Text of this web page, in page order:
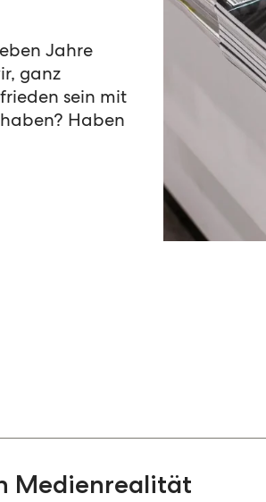
Jahre
ganz
sein mit
Haben
Digitalisierungsschub bei
Medienrealität